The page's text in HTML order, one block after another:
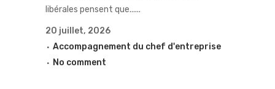
libérales pensent que......
20 juillet, 2026
Accompagnement du chef d'entreprise
No comment